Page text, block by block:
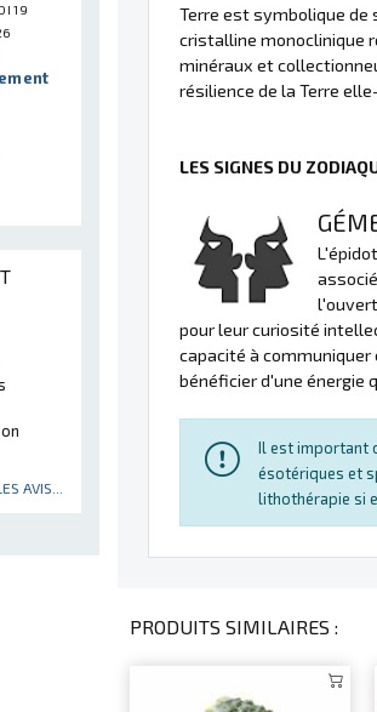
19
AVIS...
Terre est symbolique
cristalline monoclinique
minéraux et
résilience de la Terre
LES SIGNES DU
pour leur curiosité
capacité à
bénéficier d'une énergie
Il est important
ésotériques et
lithothérapie si
PRODUITS SIMILAIRES :